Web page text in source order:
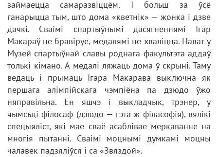
займаецца самаразвіццём. І больш за ўсё
ганарыцца тым, што дома «кветнік» — жонка і дзве
дачкі. Сваімі спартыўнымі дасягненнямі Ігар
Макараў не бравіруе, медалямі не хваліцца. Нават у
Музей спартыўнай славы роднага факультэта аддаў
толькі кімано. А медалі ляжаць дома ў скрыні. Таму
ведаць і прымаць Ігара Макарава выключна як
першага алімпійскага чэмпіёна па дзюдо ўжо
няправільна. Ён яшчэ і выкладчык, трэнер, у
чымсьці філосаф (дзюдо — гэта ж філасофія), вялікі
спецыяліст, які мае сваё асаблівае меркаванне на
многія пытанні. Сваімі моцнымі думкамі моцны
чалавек падзяліўся і са «Звяздой».